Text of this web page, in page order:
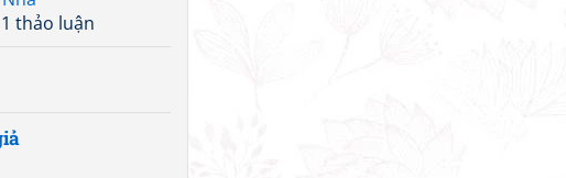
thảo luận